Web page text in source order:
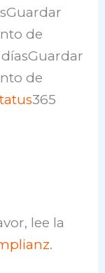
de
de
365
lee la
.